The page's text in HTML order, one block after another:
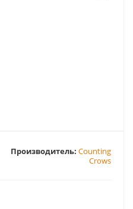
Производитель: Counting
Crows